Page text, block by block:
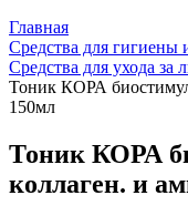
Главная
Средства для гигиены
Средства для ухода за
Тоник КОРА
150мл
Тоник КОРА
коллаген. и